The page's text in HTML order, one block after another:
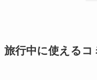
旅行中に使える